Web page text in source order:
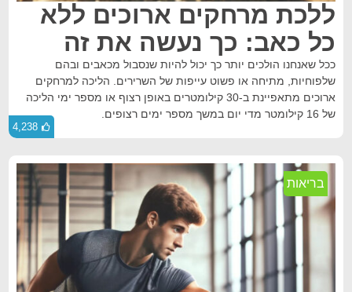
ללכת מרחקים ארוכים ללא
כל כאב: כך נעשה את זה
ככל שאנחנו הולכים יותר כך יכול להיות שנסבול מכאבים ובהם
שלפוחיות, מתיחה או פשוט עייפות של השרירים. הליכה למרחקים
ארוכים מתאפיינת ב-30 קילומטרים באופן רצוף או מספר ימי הליכה
של 16 קילומטר מדי יום במשך מספר ימים רצופים.
4,238
בריאות